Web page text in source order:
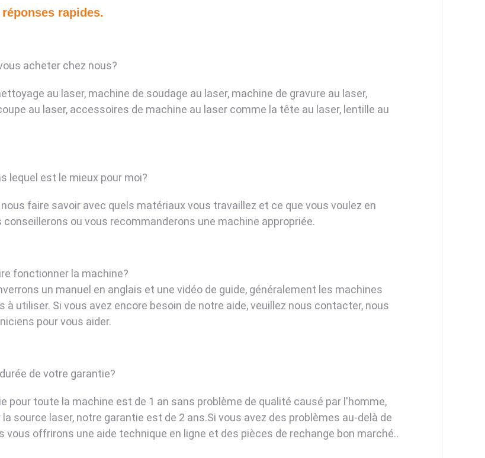
rapides.
acheter chez nous?
au laser, machine de soudage au laser, machine de gravure au laser,
au laser, accessoires de machine au laser comme la tête au laser, lentille au
lequel est le mieux pour moi?
nous faire savoir avec quels matériaux vous travaillez et ce que vous voulez en
conseillerons ou vous recommanderons une machine appropriée.
fonctionner la machine?
un manuel en anglais et une vidéo de guide, généralement les machines
à utiliser. Si vous avez encore besoin de notre aide, veuillez nous contacter, nous
pour vous aider.
de votre garantie?
pour toute la machine est de 1 an sans problème de qualité causé par l'homme,
source laser, notre garantie est de 2 ans.Si vous avez des problèmes au-delà de
vous offrirons une aide technique en ligne et des pièces de rechange bon marché..